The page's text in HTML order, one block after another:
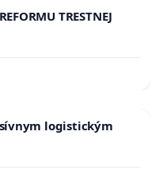
TRESTNEJ
logistickým